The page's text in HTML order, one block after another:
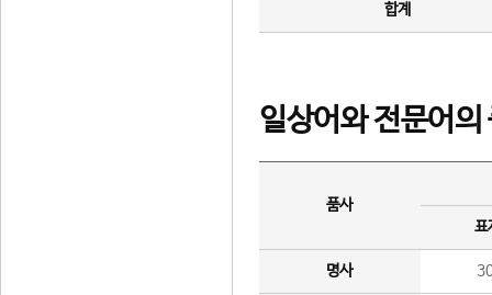
합계
일상어와 전문어의
품사
표
명사